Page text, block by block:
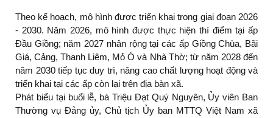
Theo kế hoạch, mô hình được triển khai trong giai đoạn 2026
- 2030. Năm 2026, mô hình được thực hiện thí điểm tại ấp
Đầu Giồng; năm 2027 nhân rộng tại các ấp Giồng Chùa, Bãi
Giá, Cảng, Thanh Liêm, Mỏ Ó và Nhà Thờ; từ năm 2028 đến
năm 2030 tiếp tục duy trì, nâng cao chất lượng hoạt động và
triển khai tại các ấp còn lại trên địa bàn xã.
Phát biểu tại buổi lễ, bà Triệu Đạt Quý Nguyên, Ủy viên Ban
Thường vụ Đảng ủy, Chủ tịch Ủy ban MTTQ Việt Nam xã